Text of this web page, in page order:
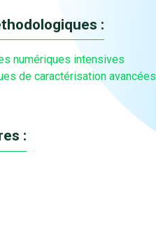
:
numériques intensives
de caractérisation avancées
: